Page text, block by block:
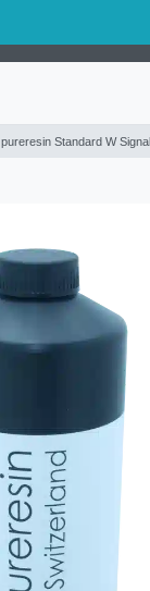
pureresin Standard W